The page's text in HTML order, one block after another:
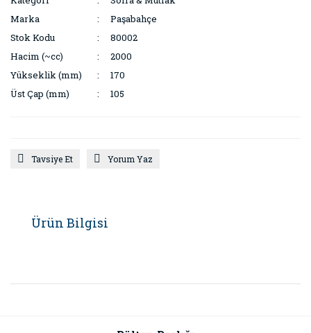
Marka
Paşabahçe
Stok Kodu
80002
Hacim (~cc)
2000
Yükseklik (mm)
170
Üst Çap (mm)
105
Tavsiye Et Yorum Yaz
Ürün Bilgisi